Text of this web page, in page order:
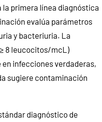
la primera línea diagnóstica
evalúa parámetros
y bacteriuria. La
8 leucocitos/mcL)
infecciones verdaderas,
sugiere contaminación
diagnóstico de